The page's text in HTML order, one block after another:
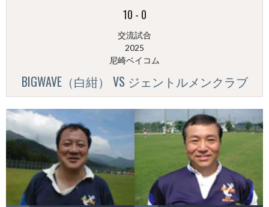
10 - 0
交流試合
2025
尼崎ベイコム
BIGWAVE（白紺） VS ジェントルメンクラブ